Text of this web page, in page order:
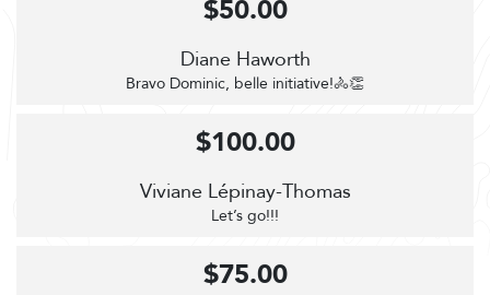
Diane Haworth
Bravo Dominic, belle initiative!🚴👏
$50.00
Viviane Lépinay-Thomas
Let’s go!!!
$100.00
$75.00